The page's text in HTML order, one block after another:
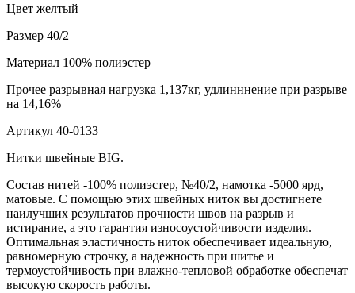
Цвет желтый
Размер 40/2
Материал 100% полиэстер
Прочее разрывная нагрузка 1,137кг, удлинннение при разрыве
на 14,16%
Артикул 40-0133
Нитки швейные BIG.
Состав нитей -100% полиэстер, №40/2, намотка -5000 ярд,
матовые. С помощью этих швейных ниток вы достигнете
наилучших результатов прочности швов на разрыв и
истирание, а это гарантия износоустойчивости изделия.
Оптимальная эластичность ниток обеспечивает идеальную,
равномерную строчку, а надежность при шитье и
термоустойчивость при влажно-тепловой обработке обеспечат
высокую скорость работы.